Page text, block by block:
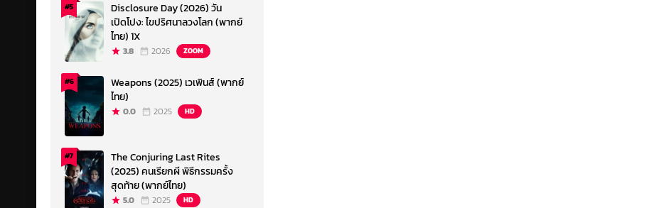
#5
Disclosure Day (2026) วัน
เปิดโปง: ไขปริศนาลวงโลก (พากย์
ไทย) 1X
3.8 2026 ZOOM
#6
Weapons (2025) เวเพินส์ (พากย์
ไทย)
0.0 2025 HD
#7
The Conjuring Last Rites
(2025) คนเรียกผี พิธีกรรมครั้ง
สุดท้าย (พากย์ไทย)
5.0 2025 HD